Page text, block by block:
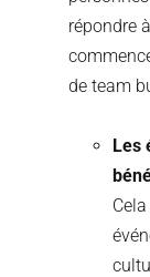
répondre
de team
Les